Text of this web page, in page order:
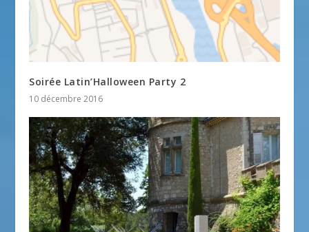
Soirée Latin’Halloween Party 2
10 décembre 2016